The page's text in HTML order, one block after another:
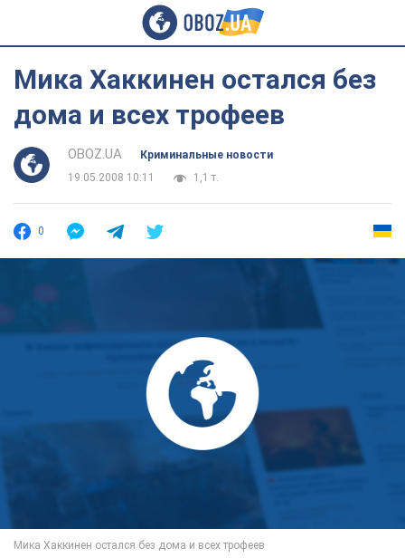
Мика Хаккинен остался без
дома и всех трофеев
OBOZ.UA
Криминальные новости
19.05.2008 10:11
1,1 т.
0